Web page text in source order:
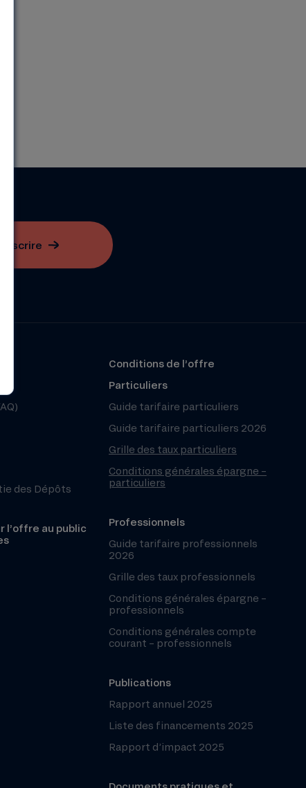
des Dépôts
l’offre au public
Conditions de l’offre
Particuliers
Guide tarifaire particuliers
Guide tarifaire particuliers 2026
Grille des taux particuliers
Conditions générales épargne –
particuliers
Professionnels
Guide tarifaire professionnels
2026
Grille des taux professionnels
Conditions générales épargne –
professionnels
Conditions générales compte
courant – professionnels
Publications
Rapport annuel 2025
Liste des financements 2025
Rapport d’impact 2025